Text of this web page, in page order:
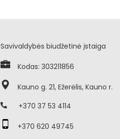
Savivaldybės biudžetinė įstaiga
Kodas: 303211856
Kauno g. 21, Ežerėlis, Kauno r.
+370 37 53 4114
+370 620 49745